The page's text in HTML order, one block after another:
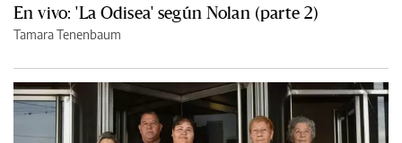
En vivo: 'La Odisea' según Nolan (parte 2)
Tamara Tenenbaum